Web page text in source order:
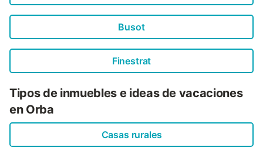
Busot
Finestrat
Tipos de inmuebles e ideas de vacaciones
en Orba
Casas rurales